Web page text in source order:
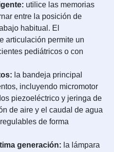
utilice las memorias
entre la posición de
habitual. El
articulación permite un
pediátricos o con
la bandeja principal
incluyendo micromotor
piezoeléctrico y jeringa de
de aire y el caudal de agua
de forma
generación: la lámpara